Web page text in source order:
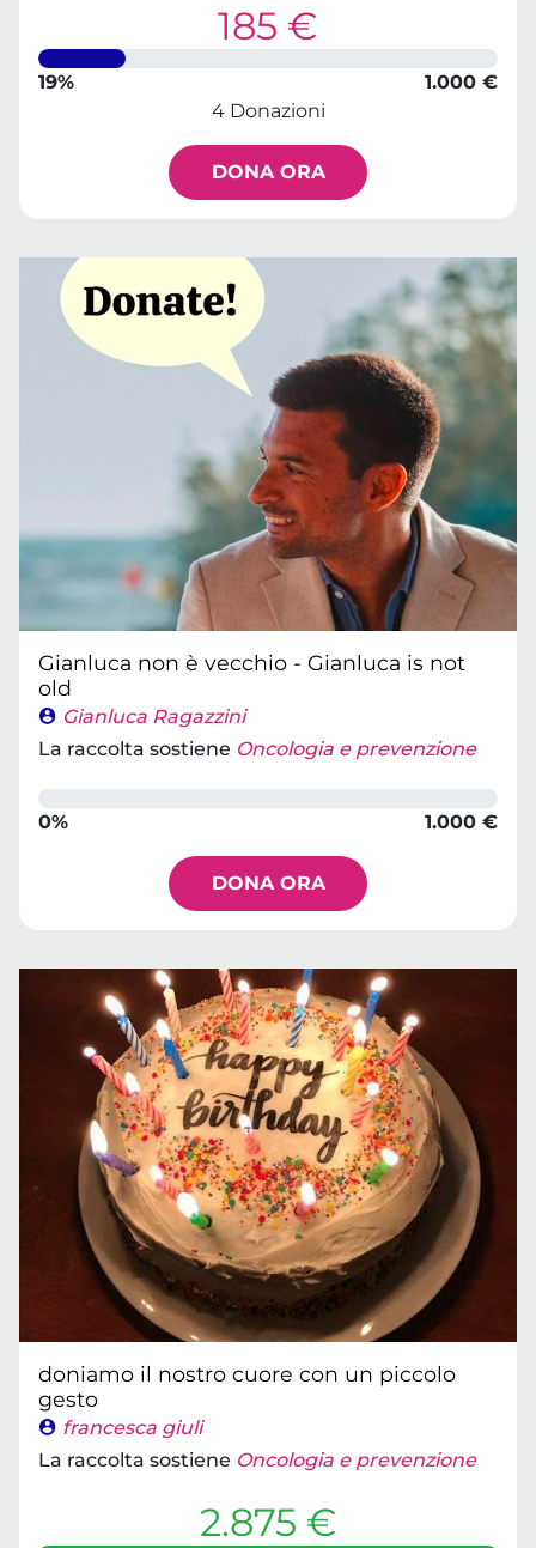
185 €
19%
1.000 €
4 Donazioni
DONA ORA
Gianluca non è vecchio - Gianluca is not
old
Gianluca Ragazzini
La raccolta sostiene Oncologia e prevenzione
0% 1.000 €
DONA ORA
doniamo il nostro cuore con un piccolo
gesto
francesca giuli
La raccolta sostiene Oncologia e prevenzione
2.875 €